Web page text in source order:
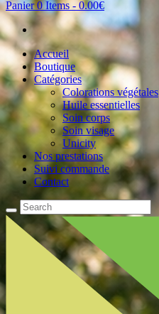
Panier 0 Items - 0.00€
Accueil
Boutique
Catégories
Colorations végétales
Huile essentielles
Soin corps
Soin visage
Unicity
Nos prestations
Suivi commande
Contact